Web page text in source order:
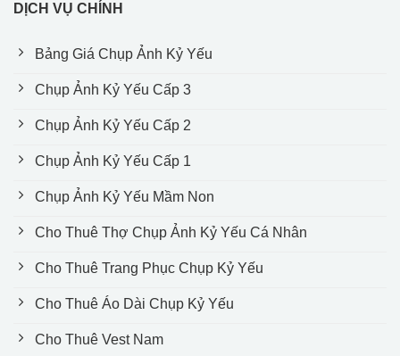
DỊCH VỤ CHÍNH
Bảng Giá Chụp Ảnh Kỷ Yếu
Chụp Ảnh Kỷ Yếu Cấp 3
Chụp Ảnh Kỷ Yếu Cấp 2
Chụp Ảnh Kỷ Yếu Cấp 1
Chụp Ảnh Kỷ Yếu Mầm Non
Cho Thuê Thợ Chụp Ảnh Kỷ Yếu Cá Nhân
Cho Thuê Trang Phục Chụp Kỷ Yếu
Cho Thuê Áo Dài Chụp Kỷ Yếu
Cho Thuê Vest Nam